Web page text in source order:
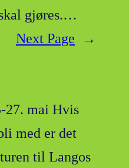
gjøres.…
Next Page
→
27. mai Hvis
med er det
til Langos